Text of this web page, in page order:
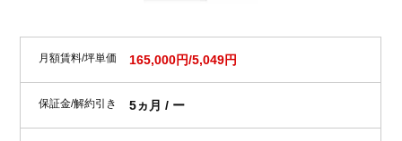
月額賃料/坪単価 165,000円/5,049円
保証金/解約引き 5ヵ月 / ー